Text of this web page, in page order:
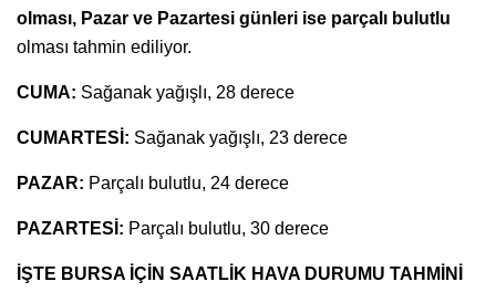
olması, Pazar ve Pazartesi günleri ise parçalı bulutlu
olması tahmin ediliyor.
CUMA: Sağanak yağışlı, 28 derece
CUMARTESİ : Sağanak yağışlı, 23 derece
PAZAR: Parçalı bulutlu, 24 derece
PAZARTESİ: Parçalı bulutlu, 30 derece
İŞTE BURSA İÇİN SAATLİK HAVA DURUMU TAHMİNİ